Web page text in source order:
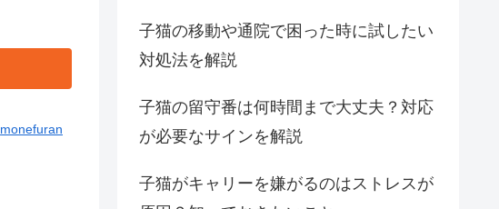
monefuran
子猫の移動や通院で困った時に試したい
対処法を解説
子猫の留守番は何時間まで大丈夫？対応
が必要なサインを解説
子猫がキャリーを嫌がるのはストレスが